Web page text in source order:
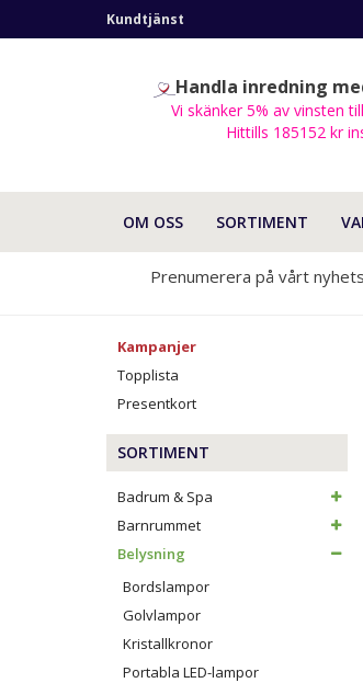
Kundtjänst
Handla inredning
Vi skänker 5% av vinsten
Hittills 185152 kr
OM OSS SORTIMENT
Prenumerera på vårt
Kampanjer
Topplista
Presentkort
SORTIMENT
Badrum & Spa
Barnrummet
Belysning
Bordslampor
Golvlampor
Kristallkronor
Portabla LED-lampor